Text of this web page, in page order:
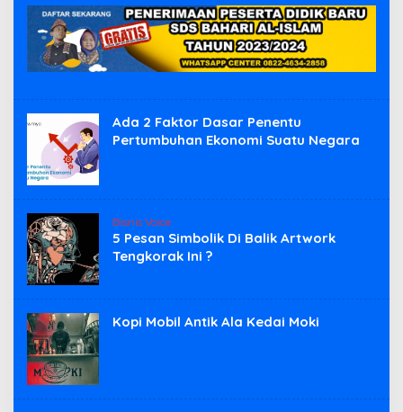
Ada 2 Faktor Dasar Penentu
Pertumbuhan Ekonomi Suatu Negara
Bisnis Voice
5 Pesan Simbolik Di Balik Artwork
Tengkorak Ini ?
Kopi Mobil Antik Ala Kedai Moki